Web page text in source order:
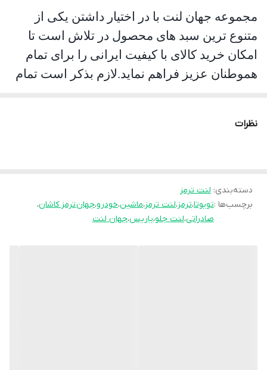
مجموعه جهان لنت با در اختیار داشتن یکی از
متنوع ترین سبد های محصول در تلاش است تا
امکان خرید کالای با کیفیت ایرانی را برای تمام
هموطنان عزیز فراهم نماید.لازم بذکر است تمام
نوآوری فرمولاسیون جدید محصول فوق را با نام
تولید شده موفق به جلب رضایت حداکثری
کاربران شده است به طوری پیمایش و عمر مفید
آن قابل قبول است و در زمان استفاده به هیچ
نظرات
دسته‌بندی: لنت ترمز
برچسب‌ها :تویوتا،ترمز،لنت ترمز،ماشین،خودرو،جهان ترمز کاشان،
صادراتی،لنت جلو،یاریس،جهان لنت